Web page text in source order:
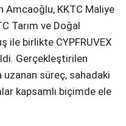
Amcaoğlu, KKTC Maliye
Tarım ve Doğal
ile birlikte CYPFRUVEX
Gerçekleştirilen
süreç, sahadaki
kapsamlı biçimde ele